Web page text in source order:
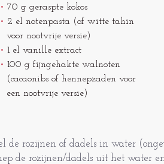
70 g geraspte kokos
2 el notenpasta (of witte tahin
voor nootvrije versie)
1 el vanille extract
100 g fijngehakte walnoten
(cacaonibs of hennepzaden voor
een nootvrije versie)
de rozijnen of dadels in water
de rozijnen/dadels uit het water